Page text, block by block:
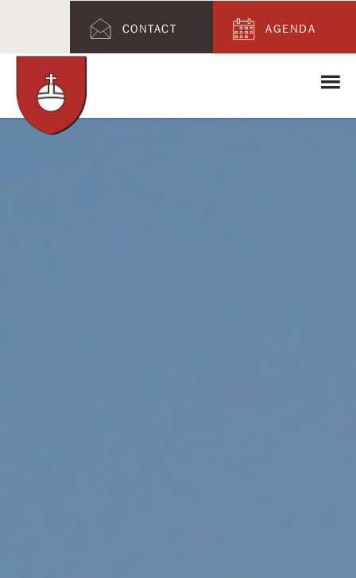
AGENDA
CONTACT